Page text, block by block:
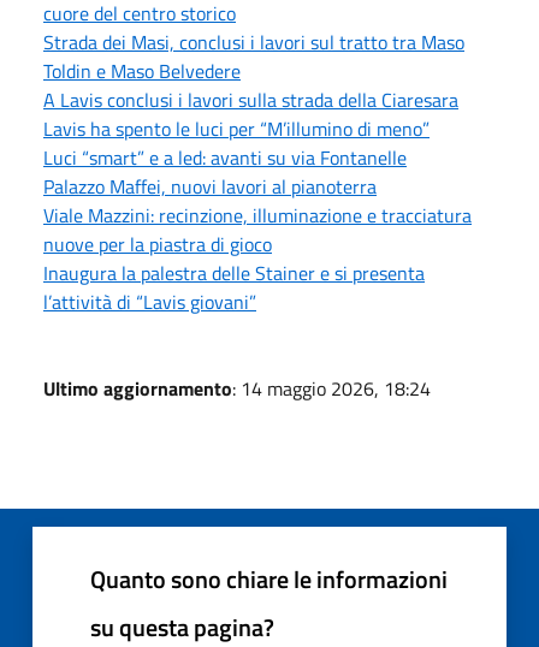
cuore del centro storico
Strada dei Masi, conclusi i lavori sul tratto tra Maso
Toldin e Maso Belvedere
A Lavis conclusi i lavori sulla strada della Ciaresara
Lavis ha spento le luci per “M’illumino di meno”
Luci “smart” e a led: avanti su via Fontanelle
Palazzo Maffei, nuovi lavori al pianoterra
Viale Mazzini: recinzione, illuminazione e tracciatura
nuove per la piastra di gioco
Inaugura la palestra delle Stainer e si presenta
l’attività di “Lavis giovani”
Ultimo aggiornamento: 14 maggio 2026, 18:24
Quanto sono chiare le informazioni
su questa pagina?